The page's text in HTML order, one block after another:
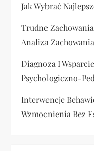
Jak Wybrać
Trudne
Analiza
Diagnoza I
Psychologiczno-
Interwencje
Wzmocnienia Bez